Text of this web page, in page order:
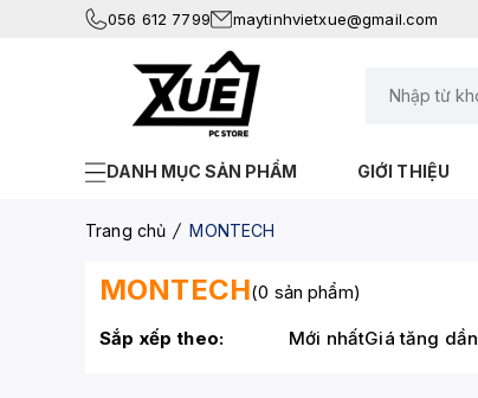
056 612 7799 maytinhvietxue@gmail.com
DANH MỤC SẢN PHẨM GIỚI THIỆU
Trang chủ MONTECH
MONTECH(0 sản phẩm)
Sắp xếp theo: Mới nhấtGiá tăng dần